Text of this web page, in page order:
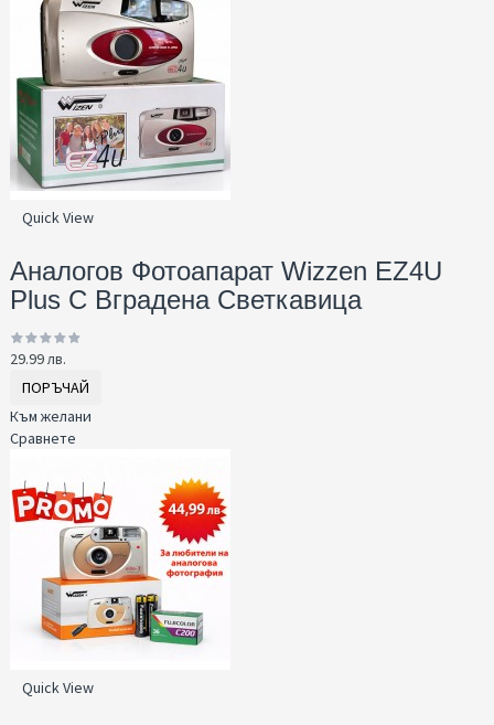
Quick View
Аналогов Фотоапарат Wizzen EZ4U
Plus С Вграденa Светкавица
29.99 лв.
ПОРЪЧАЙ
Към желани
Сравнете
Quick View